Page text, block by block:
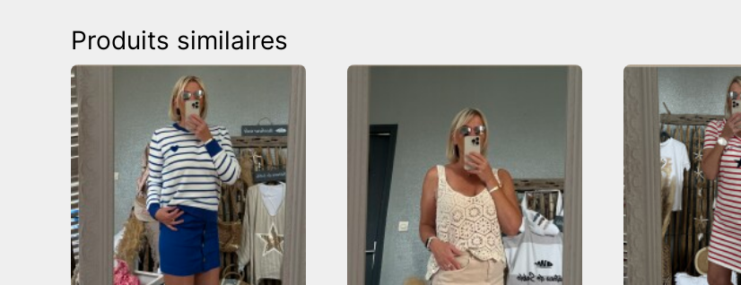
Produits similaires